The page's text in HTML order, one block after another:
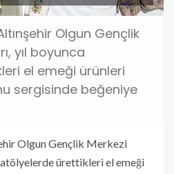
Olgun Gençlik
yıl boyunca
el emeği ürünleri
sergisinde beğeniye
Olgun Gençlik Merkezi
atölyelerde ürettikleri el emeği